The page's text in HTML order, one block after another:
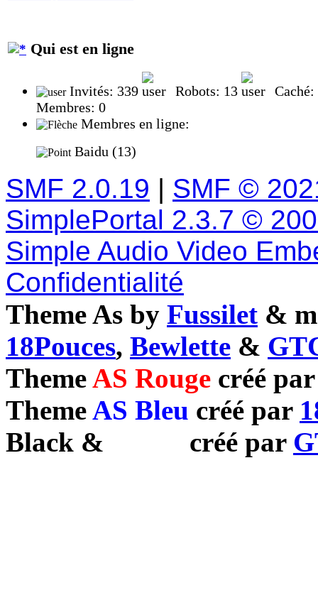
Qui est en ligne
Invités: 339 Robots: 13
Membres: 0
Membres en ligne:
Baidu (13)
SMF 2.0.19 | SMF ©
SimplePortal 2.3.7 ©
Simple Audio Video
Confidentialité
Theme As by Fussilet &
18Pouces, Bewlette &
ThemeAS Rouge créé
ThemeAS Bleu créé par
Black & créé par